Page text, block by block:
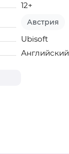
12+
Австрия
Ubisoft
Английский